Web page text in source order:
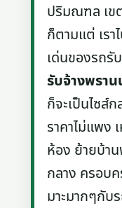
ปริมณฑล เข
ก็ตามแต่ เร
เด่นของรถรั
รับจ้างพรา
ก็จะเป็นไซส์
ราคาไม่แพง
ห้อง ย้ายบ้า
กลาง ครอบ
มาะมากๆกับ